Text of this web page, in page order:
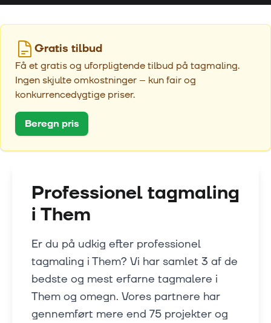
Gratis tilbud
Få et gratis og uforpligtende tilbud på tagmaling.
Ingen skjulte omkostninger – kun fair og
konkurrencedygtige priser.
Beregn pris
Professionel tagmaling
i Them
Er du på udkig efter professionel
tagmaling i Them? Vi har samlet 3 af de
bedste og mest erfarne tagmalere i
Them og omegn. Vores partnere har
gennemført mere end 75 projekter og